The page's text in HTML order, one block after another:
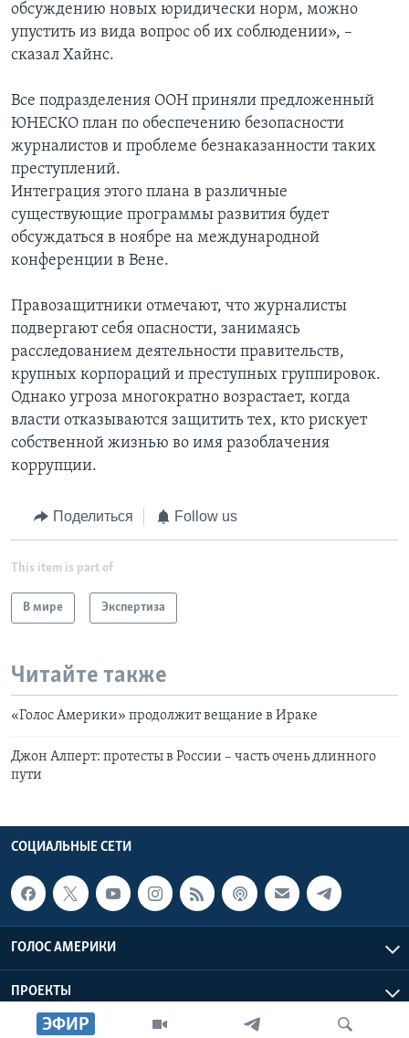
ЭФИР
обсуждению новых юридически норм, можно
упустить из вида вопрос об их соблюдении», –
сказал Хайнс.
Все подразделения ООН приняли предложенный
ЮНЕСКО план по обеспечению безопасности
журналистов и проблеме безнаказанности таких
преступлений.
Интеграция этого плана в различные
существующие программы развития будет
обсуждаться в ноябре на международной
конференции в Вене.
Правозащитники отмечают, что журналисты
подвергают себя опасности, занимаясь
расследованием деятельности правительств,
крупных корпораций и преступных группировок.
Однако угроза многократно возрастает, когда
власти отказываются защитить тех, кто рискует
собственной жизнью во имя разоблачения
коррупции.
Поделиться Follow us
This item is part of
В мире Экспертиза
Читайте также
«Голос Америки» продолжит вещание в Ираке
Джон Алперт: протесты в России – часть очень длинного
пути
СОЦИАЛЬНЫЕ СЕТИ
ГОЛОС АМЕРИКИ
ПРОЕКТЫ